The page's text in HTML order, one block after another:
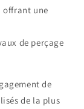
offrant une
de perçage
de
de la plus